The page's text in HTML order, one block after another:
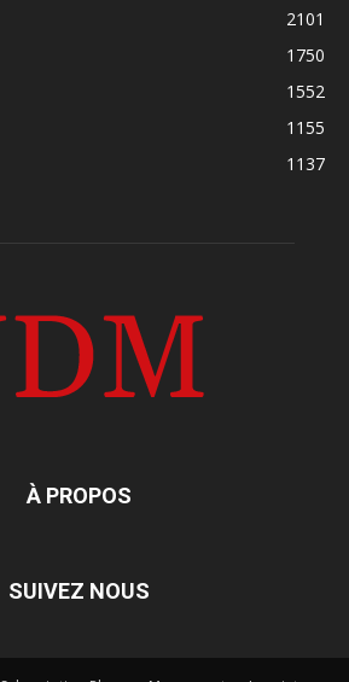
2101
1750
1552
1155
1137
À PROPOS
SUIVEZ NOUS